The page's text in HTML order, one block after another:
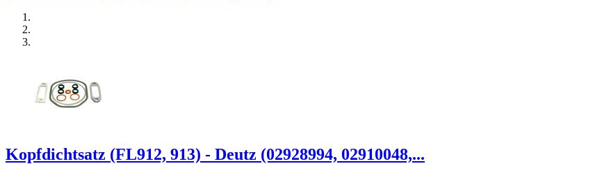
Kopfdichtsatz (FL912, 913) - Deutz (02928994, 02910048,...